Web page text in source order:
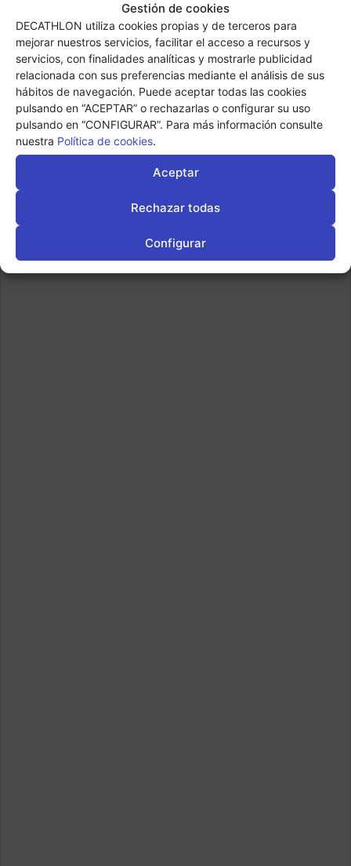
Gestión de cookies
DECATHLON utiliza cookies propias y de terceros para
mejorar nuestros servicios, facilitar el acceso a recursos y
servicios, con finalidades analíticas y mostrarle publicidad
relacionada con sus preferencias mediante el análisis de sus
hábitos de navegación. Puede aceptar todas las cookies
pulsando en “ACEPTAR” o rechazarlas o configurar su uso
pulsando en “CONFIGURAR”. Para más información consulte
nuestra Política de cookies.
Aceptar
Rechazar todas
Configurar